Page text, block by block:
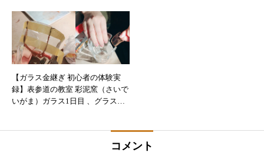
【ガラス金継ぎ 初心者の体験実
録】表参道の教室 彩泥窯（さいで
いがま）ガラス1日目 、グラスの
コメント